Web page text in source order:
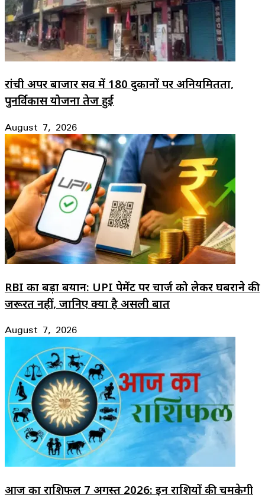
रांची अपर बाजार सर्वे में 180 दुकानों पर अनियमितता,
पुनर्विकास योजना तेज हुई
August 7, 2026
RBI का बड़ा बयान: UPI पेमेंट पर चार्ज को लेकर घबराने की
जरूरत नहीं, जानिए क्या है असली बात
August 7, 2026
आज का राशिफल 7 अगस्त 2026: इन राशियों की चमकेगी